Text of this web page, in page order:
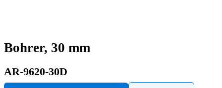
Bohrer, 30 mm
AR-9620-30D